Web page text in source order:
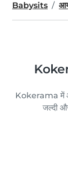
Babysits
Kokerama में
जल्दी